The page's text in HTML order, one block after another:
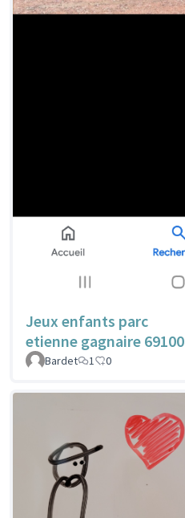
Jeux enfants parc
etienne gagnaire 69100
Bardet
1 0